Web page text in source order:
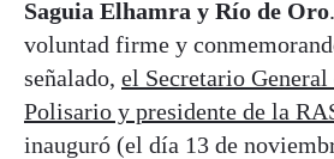
Saguia Elhamra y Río de Oro
voluntad firme y
señalado, el Secretario
Polisario y presidente de la
inauguró (el día 13 de